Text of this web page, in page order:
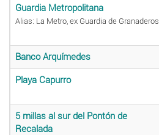
Guardia Metropolitana
Alias: La Metro, ex Guardia de Granaderos
Banco Arquímedes
Playa Capurro
5 millas al sur del Pontón de
Recalada